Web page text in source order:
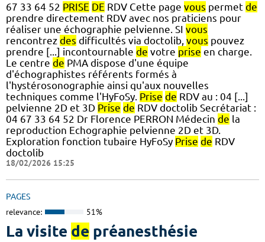
67 33 64 52 PRISE DE RDV Cette page vous permet de
prendre directement RDV avec nos praticiens pour
réaliser une échographie pelvienne. SI vous
rencontrez des difficultés via doctolib, vous pouvez
prendre [...] incontournable de votre prise en charge.
Le centre de PMA dispose d'une équipe
d'échographistes référents formés à
l'hystérosonographie ainsi qu'aux nouvelles
techniques comme l'HyFoSy. Prise de RDV au : 04 [...]
pelvienne 2D et 3D Prise de RDV doctolib Secrétariat :
04 67 33 64 52 Dr Florence PERRON Médecin de la
reproduction Echographie pelvienne 2D et 3D.
Exploration fonction tubaire HyFoSy Prise de RDV
doctolib
18/02/2026 15:25
PAGES
relevance: 51%
La visite de préanesthésie